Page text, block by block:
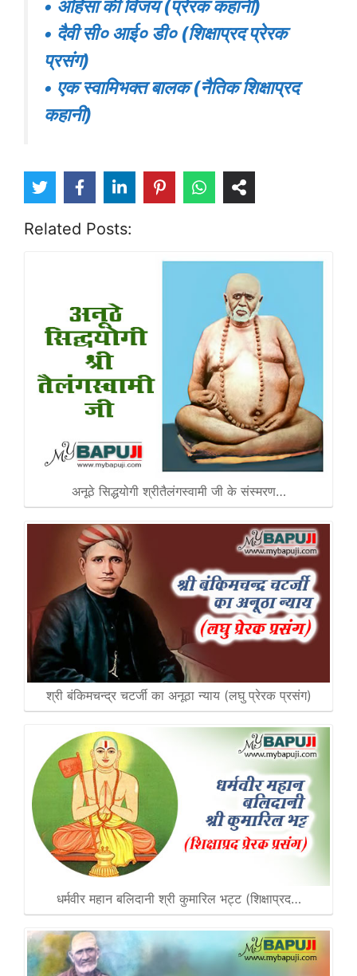
• अहिंसा की विजय (प्रेरक कहानी)
• दैवी सी० आई० डी० (शिक्षाप्रद प्रेरक
प्रसंग)
• एक स्वामिभक्त बालक (नैतिक शिक्षाप्रद
कहानी)
Related Posts:
अनूठे सिद्धयोगी श्रीतैलंगस्वामी जी के संस्मरण…
श्री बंकिमचन्द्र चटर्जी का अनूठा न्याय (लघु प्रेरक प्रसंग)
धर्मवीर महान बलिदानी श्री कुमारिल भट्ट (शिक्षाप्रद…